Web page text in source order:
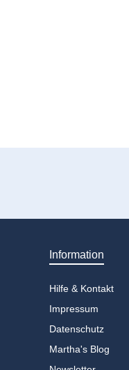
Information
Hilfe & Kontakt
Impressum
Datenschutz
Martha's Blog